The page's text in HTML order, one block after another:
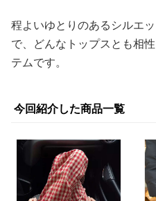
程よいゆとりのあるシルエ
で、どんなトップスとも相
テムです。
今回紹介した商品一覧